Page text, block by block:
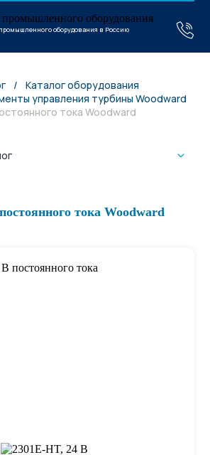
оборудования в Россию
/
Каталог оборудования
управления турбины Woodward
тока Woodward
тока Woodward